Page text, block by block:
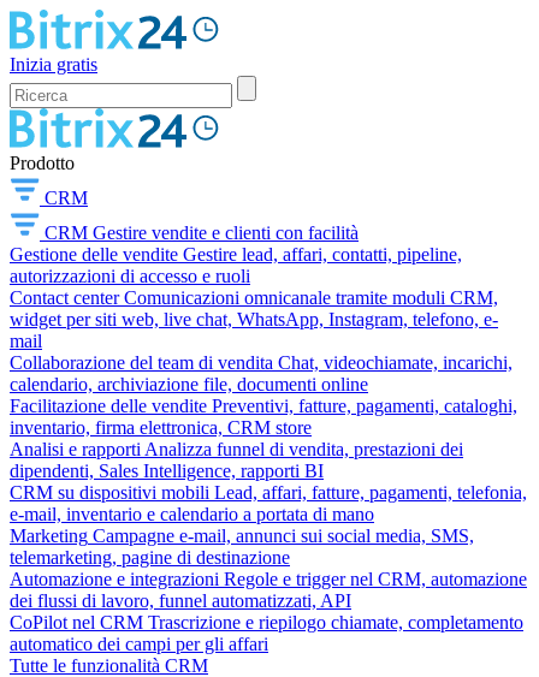
Inizia gratis
Prodotto
CRM
CRM Gestire vendite e clienti con facilità
Gestione delle vendite Gestire lead, affari, contatti, pipeline,
autorizzazioni di accesso e ruoli
Contact center Comunicazioni omnicanale tramite moduli CRM,
widget per siti web, live chat, WhatsApp, Instagram, telefono, e-
mail
Collaborazione del team di vendita Chat, videochiamate, incarichi,
calendario, archiviazione file, documenti online
Facilitazione delle vendite Preventivi, fatture, pagamenti, cataloghi,
inventario, firma elettronica, CRM store
Analisi e rapporti Analizza funnel di vendita, prestazioni dei
dipendenti, Sales Intelligence, rapporti BI
CRM su dispositivi mobili Lead, affari, fatture, pagamenti, telefonia,
e-mail, inventario e calendario a portata di mano
Marketing Campagne e-mail, annunci sui social media, SMS,
telemarketing, pagine di destinazione
Automazione e integrazioni Regole e trigger nel CRM, automazione
dei flussi di lavoro, funnel automatizzati, API
CoPilot nel CRM Trascrizione e riepilogo chiamate, completamento
automatico dei campi per gli affari
Tutte le funzionalità CRM